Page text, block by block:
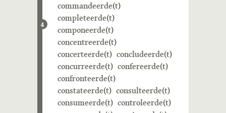
4
commandeerde(t)
completeerde(t)
componeerde(t)
concentreerde(t)
concerteerde(t) concludeerde(t)
concurreerde(t) confereerde(t)
confronteerde(t)
constateerde(t) consulteerde(t)
consumeerde(t) controleerde(t)